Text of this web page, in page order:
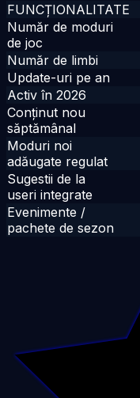
FUNCȚIONALITATE
Număr de moduri
de joc
Număr de limbi
Update-uri pe an
Activ în 2026
Conținut nou
săptămânal
Moduri noi
adăugate regulat
Sugestii de la
useri integrate
Evenimente /
pachete de sezon